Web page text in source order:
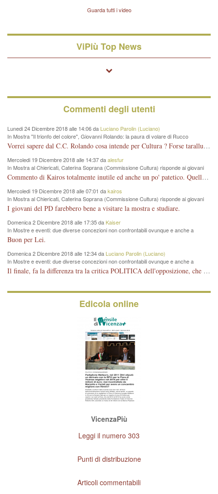
quelle di... Barbara D'UrsoGuarda tutti i video
ViPiù Top News
Commenti degli utenti
Lunedi 24 Dicembre 2018 alle 14:06 da Luciano Parolin (Luciano)
In Mostra "Il trionfo del colore", Giovanni Rolando: la paura di volare di Rucco
Vorrei sapere dal C.C. Rolando cosa intende per Cultura ? Forse tarallucci, vino e sagre, o spaghetti tricolori del PD ? Il continuo (s)parlare della mostra a Palazzo Chiericati caro consigliere DANNEGGIA FORTEMENTE l'immagine della città TUTTA e fa deviare i consensi che in RUSSIA (badi bene ex U.R.S.S.) sono ECCELLENTI. A livello artistico l'evento è di alta Valenza culturale, COMPITO di Tutta la Cittadinanza fare il possibile per propagandare l'iniziativa senza farne UN CASO PARTITICO come fa Lei da sempre. Meno Gazebo + Partecipazione! E così sia. Amen.
Mercoledi 19 Dicembre 2018 alle 14:37 daalesfur
In Mostra al Chiericati, Caterina Soprana (Commissione Cultura) risponde ai giovani
del Pd: "realizzata a costo zero per il Comune"
Commento di Kairos totalmente inutile ed anche un po' patetico. Quella che è completamente mancata è stata la promozione internazionale dell'evento effettuata da chi lo sa fare, l'amministrazione in questo è stata totalmente assente relegando al provincialismo una mostra che meritava ben altre platee ed i risultati sono sotto gli occhi di tutti. Su questo bisogna parlare, il fatto di averla organizzata al Chiericati certo non ha aiutato ma è un aspetto secondario rispetto a quello della promozione. In città con le mostre organizzate da Goldin - che certo ha fatto principalmente i suoi interessi, ma ne ha comunque beneficiato la città in immagine e commercio per il centro - arrivavano giornalmente pullman carichi di turisti. Dove sono i turisti ora?
Mercoledi 19 Dicembre 2018 alle 07:01 dakairos
In Mostra al Chiericati, Caterina Soprana (Commissione Cultura) risponde ai giovani
del Pd: "realizzata a costo zero per il Comune"
I giovani del PD farebbero bene a visitare la mostra e studiare.
Domenica 2 Dicembre 2018 alle 17:35 daKaiser
In Mostre e eventi: due diverse concezioni non confrontabili ovunque e anche a
Vicenza
Buon per Lei.
Domenica 2 Dicembre 2018 alle 12:34 da Luciano Parolin (Luciano)
In Mostre e eventi: due diverse concezioni non confrontabili ovunque e anche a
Vicenza
Il finale, fa la differenza tra la critica POLITICA dell'opposizione, che ha perso le elezioni ed è minoranza e non trova altri argomenti per politicizzare sul sito qua o là ? La critica d'arte invece è un'altra cosa che lascio agli altri. Per ora mi basta la lezione magistrale del prof. Giulianati.
Edicola online
VicenzaPiù
Leggi il numero 303
Punti di distribuzione
Articoli commentabili